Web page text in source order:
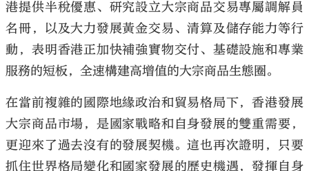
港提供半稅優惠、研究設立大宗商品交易專屬調解員
名冊，以及大力發展黃金交易、清算及儲存能力等行
動，表明香港正加快補強實物交付、基礎設施和專業
服務的短板，全速構建高增值的大宗商品生態圈。
在當前複雜的國際地緣政治和貿易格局下，香港發展
大宗商品市場，是國家戰略和自身發展的雙重需要，
更迎來了過去沒有的發展契機。這也再次證明，只要
抓住世界格局變化和國家發展的歷史機遇，發揮自身